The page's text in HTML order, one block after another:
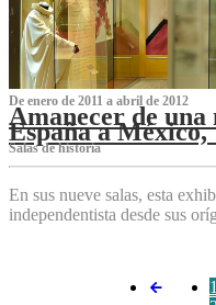
De enero de 2011 a abril de 2012
Amanecer de una
España a México,
Salas de historia
En sus nueve salas, esta
independentista desde sus
1